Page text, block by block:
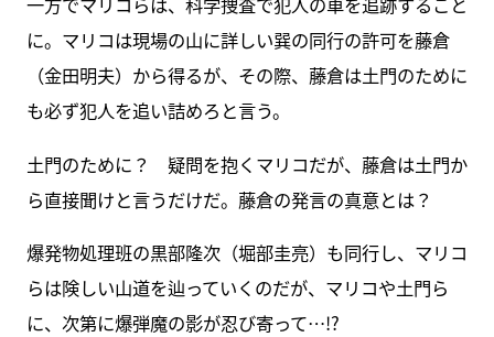
に。マリコは現場の山に詳しい巽の同行の許可を藤倉
（金田明夫）から得るが、その際、藤倉は土門のために
も必ず犯人を追い詰めろと言う。
土門のために？ 疑問を抱くマリコだが、藤倉は土門か
ら直接聞けと言うだけだ。藤倉の発言の真意とは？
爆発物処理班の黒部隆次（堀部圭亮）も同行し、マリコ
らは険しい山道を辿っていくのだが、マリコや土門ら
に、次第に爆弾魔の影が忍び寄って…!?